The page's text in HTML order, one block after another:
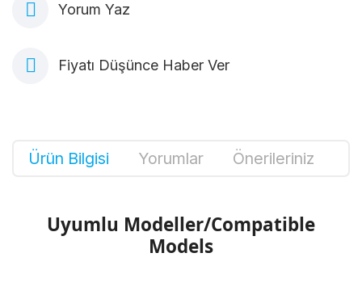
Yorum Yaz
Fiyatı Düşünce Haber Ver
Ürün Bilgisi Yorumlar Önerileriniz
Uyumlu Modeller/Compatible
Models